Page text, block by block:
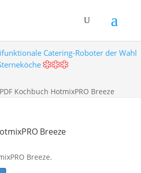
Catering-Roboter der Wahl
PDF Kochbuch HotmixPRO Breeze
Breeze
Breeze.